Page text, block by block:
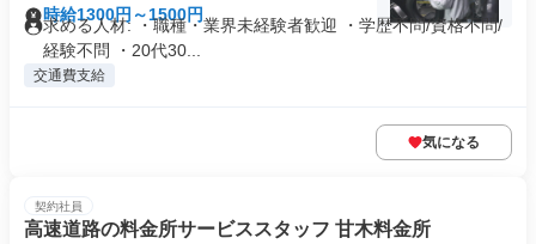
時給1300円～1500円
求める人材: ・職種・業界未経験者歓迎 ・学歴不問/資格不問/
経験不問 ・20代30...
交通費支給
気になる
契約社員
高速道路の料金所サービススタッフ 甘木料金所